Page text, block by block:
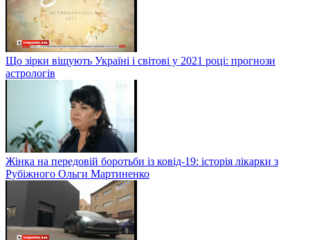
Що зірки віщують Україні і світові у 2021 році: прогнози
астрологів
Жінка на передовій боротьби із ковід-19: історія лікарки з
Рубіжного Ольги Мартиненко